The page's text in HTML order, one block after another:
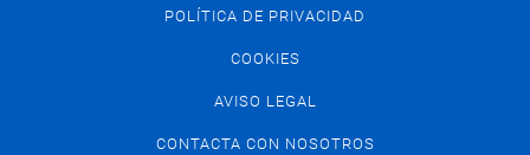
POLÍTICA DE PRIVACIDAD
COOKIES
AVISO LEGAL
CONTACTA CON NOSOTROS